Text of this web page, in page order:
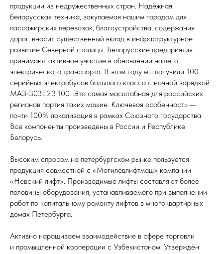
продукции из недружественных стран. Надёжная
белорусская техника, закупаемая нашим городом для
пассажирских перевозок, благоустройства, содержания
дорог, вносит существенный вклад в инфраструктурное
развитие Северной столицы. Белорусские предприятия
принимают активное участие в обновлении нашего
электрического транспорта. В этом году мы получили 100
серийных электробусов большого класса с ночной зарядкой
МАЗ‑303Е23 100. Это самая масштабная для российских
регионов партия таких машин. Ключевая особенность —
почти 100% локализация в рамках Союзного государства.
Все компоненты произведены в России и Республике
Беларусь.
Высоким спросом на петербургском рынке пользуется
продукция совместной с «Могилёвлифтмаш» компании
«Невский лифт». Производимые лифты составляют более
половины оборудования, устанавливаемого при выполнении
работ по капитальному ремонту лифтов в многоквартирных
домах Петербурга.
Активно наращиваем взаимодействие в сфере торговли
и промышленной кооперации с Узбекистаном. Утверждён